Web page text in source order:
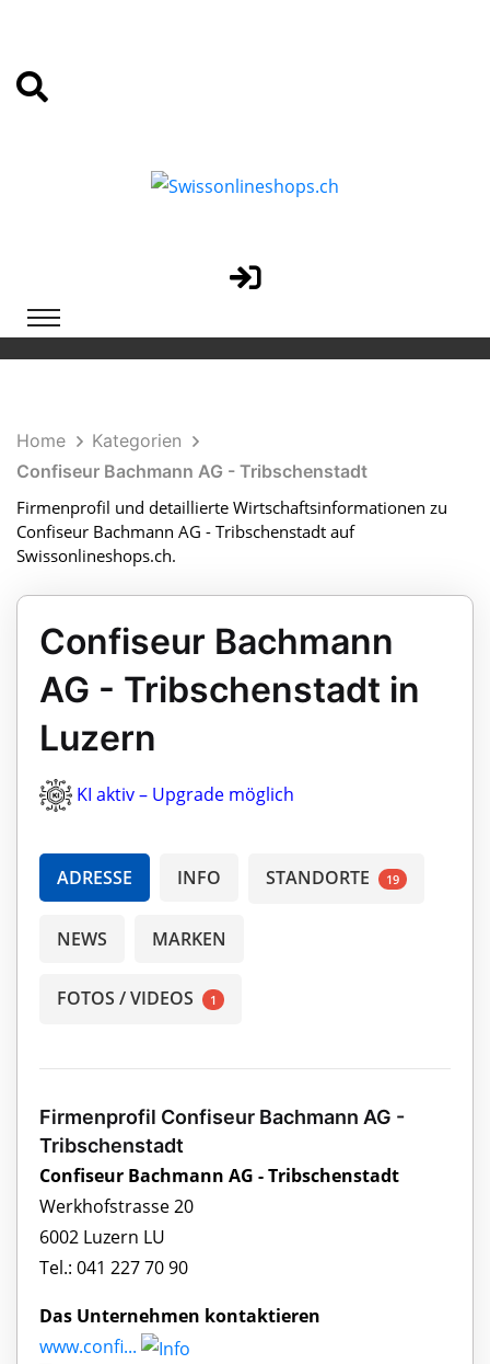
Home
Kategorien
Confiseur Bachmann AG - Tribschenstadt
Firmenprofil und detaillierte Wirtschaftsinformationen zu
Confiseur Bachmann AG - Tribschenstadt auf
Swissonlineshops.ch.
Confiseur Bachmann
AG - Tribschenstadt in
Luzern
KI aktiv – Upgrade möglich
ADRESSE INFO STANDORTE 19
NEWS MARKEN
FOTOS / VIDEOS 1
Firmenprofil Confiseur Bachmann AG -
Tribschenstadt
Confiseur Bachmann AG - Tribschenstadt
Werkhofstrasse 20
6002 Luzern LU
Tel.: 041 227 70 90
Das Unternehmen kontaktieren
www.confi...